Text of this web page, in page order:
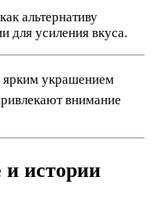
альтернативу
для усиления вкуса.
ярким украшением
внимание
и истории